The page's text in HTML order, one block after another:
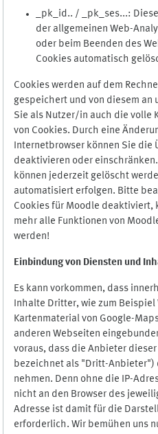
_pk_id.. / _pk_ses...:
der allgemeinen Web-
oder beim Beenden des
Cookies automatisch
Cookies werden auf dem
gespeichert und von diesem an
Sie als Nutzer/in auch die volle
von Cookies. Durch eine
Internetbrowser können Sie die
deaktivieren oder
können jederzeit gelöscht
automatisiert erfolgen. Bitte
Cookies für Moodle deaktiviert,
mehr alle Funktionen von
werden!
Einbindung von Diensten und
Es kann vorkommen, dass
Inhalte Dritter, wie zum Beispiel
Kartenmaterial von Google-
anderen Webseiten
voraus, dass die Anbieter
bezeichnet als "Dritt-Anbieter")
nehmen. Denn ohne die IP-
nicht an den Browser des
Adresse ist damit für die
erforderlich. Wir bemühen uns